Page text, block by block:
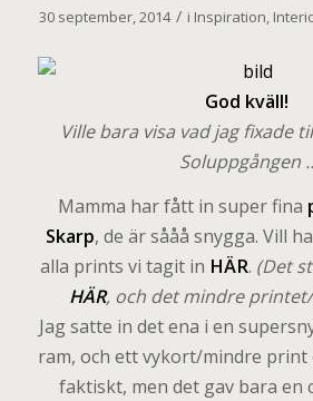
30 september, 2014 / i Inspiration,
God kväll!
Ville bara visa vad jag fixade
Soluppgången
Mamma har fått in super fina
Skarp, de är sååå snygga. Vill
alla prints vi tagit in HÄR. (Det
HÄR, och det mindre
Jag satte in det ena i en
ram, och ett vykort/mindre print
faktiskt, men det gav bara en